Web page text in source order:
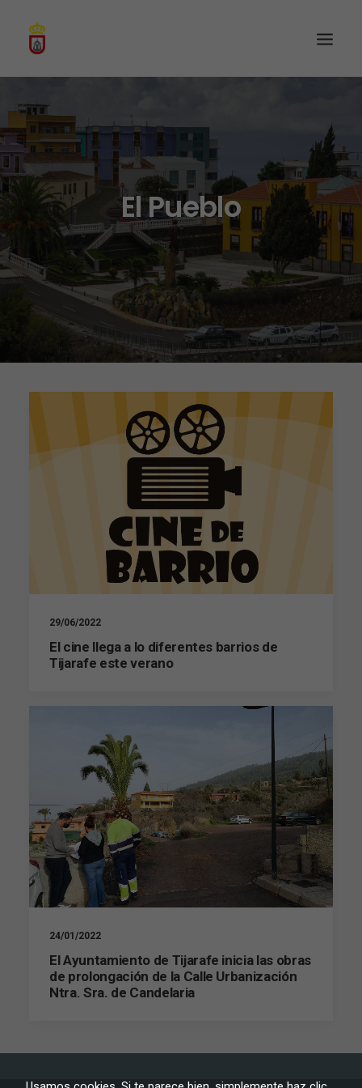
El Pueblo
29/06/2022
El cine llega a lo diferentes barrios de
Tijarafe este verano
24/01/2022
El Ayuntamiento de Tijarafe inicia las obras
de prolongación de la Calle Urbanización
Ntra. Sra. de Candelaria
Estas
son